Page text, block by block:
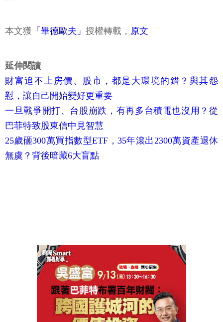
本文獲 「畢德歐夫」 授權轉載， 原文
延伸閱讀
財富追不上房價、股市，都是大環境的錯？與其怨
懟，讓自己開始變好更重要
一旦戰爭開打、台股崩跌，有再多台積電也沒用？從
巴菲特致股東信中見智慧
25歲砸300萬買指數型ETF，35年滾出2300萬資產退休
無虞？背後暗藏6大盲點